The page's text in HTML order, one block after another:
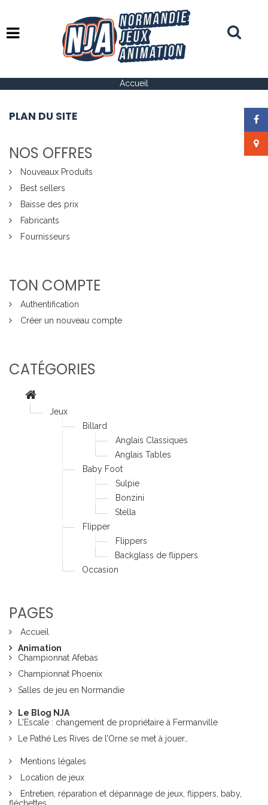
Basculer
navigation
Accueil
PLAN DU SITE
NOS OFFRES
Nouveaux Produits
Best sellers
Baisse des prix
Fabricants
Fournisseurs
TON COMPTE
Authentification
Créer un nouveau compte
CATÉGORIES
Jeux
Billard
Anglais Classiques
Anglais Tables
Baby Foot
Sulpie
Bonzini
Stella
Flipper
Flippers
Backglass de flippers
Occasion
PAGES
Accueil
Animation
Championnat Afebas
Championnat Phoenix
Salles de jeu en Normandie
Le Blog NJA
L'Escale : changement de propriétaire à Fermanville
Le Pathé Les Rives de l’Orne se met à jouer…
Mentions légales
Location de jeux
Entretien, réparation et dépannage de jeux, flippers, baby,